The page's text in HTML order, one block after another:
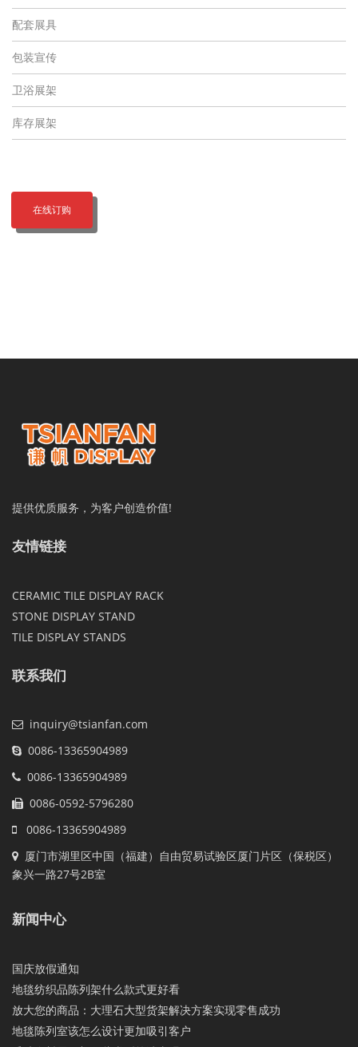
配套展具
包装宣传
卫浴展架
库存展架
在线订购
提供优质服务，为客户创造价值!
友情链接
CERAMIC TILE DISPLAY RACK
STONE DISPLAY STAND
TILE DISPLAY STANDS
联系我们
inquiry@tsianfan.com
0086-13365904989
0086-13365904989
0086-0592-5796280
0086-13365904989
厦门市湖里区中国（福建）自由贸易试验区厦门片区（保税区）
象兴一路27号2B室
新闻中心
国庆放假通知
地毯纺织品陈列架什么款式更好看
放大您的商品：大理石大型货架解决方案实现零售成功
地毯陈列室该怎么设计更加吸引客户